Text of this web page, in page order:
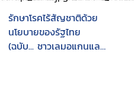
รักษาโรคไร้สัญชาติด้วย
นโยบายของรัฐไทย
(ฉบับ... ชาวเลมอแกนและ